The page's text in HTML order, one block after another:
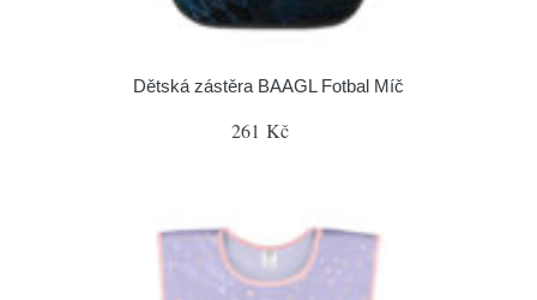
Dětská zástěra BAAGL Fotbal Míč
261 Kč